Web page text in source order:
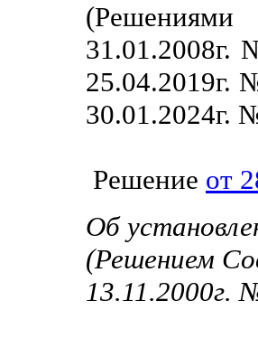
(Решениями
31.01.2008г.
25.04.2019г.
30.01.2024г.
Решение от
Об
(Решением
13.11.2000г.